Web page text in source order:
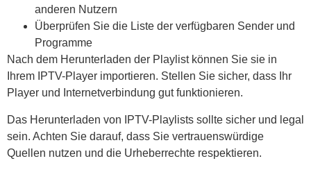
anderen Nutzern
Überprüfen Sie die Liste der verfügbaren Sender und
Programme
Nach dem Herunterladen der Playlist können Sie sie in
Ihrem IPTV-Player importieren. Stellen Sie sicher, dass Ihr
Player und Internetverbindung gut funktionieren.
Das Herunterladen von IPTV-Playlists sollte sicher und legal
sein. Achten Sie darauf, dass Sie vertrauenswürdige
Quellen nutzen und die Urheberrechte respektieren.